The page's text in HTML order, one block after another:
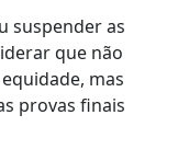
suspender as
que não
mas
provas finais